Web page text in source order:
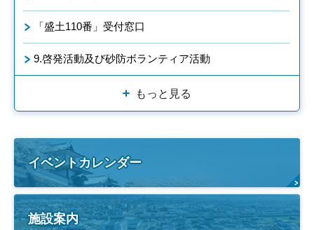
「盛土110番」受付窓口
9.啓発活動及び砂防ボランティア活動
もっと見る
イベントカレンダー
施設案内